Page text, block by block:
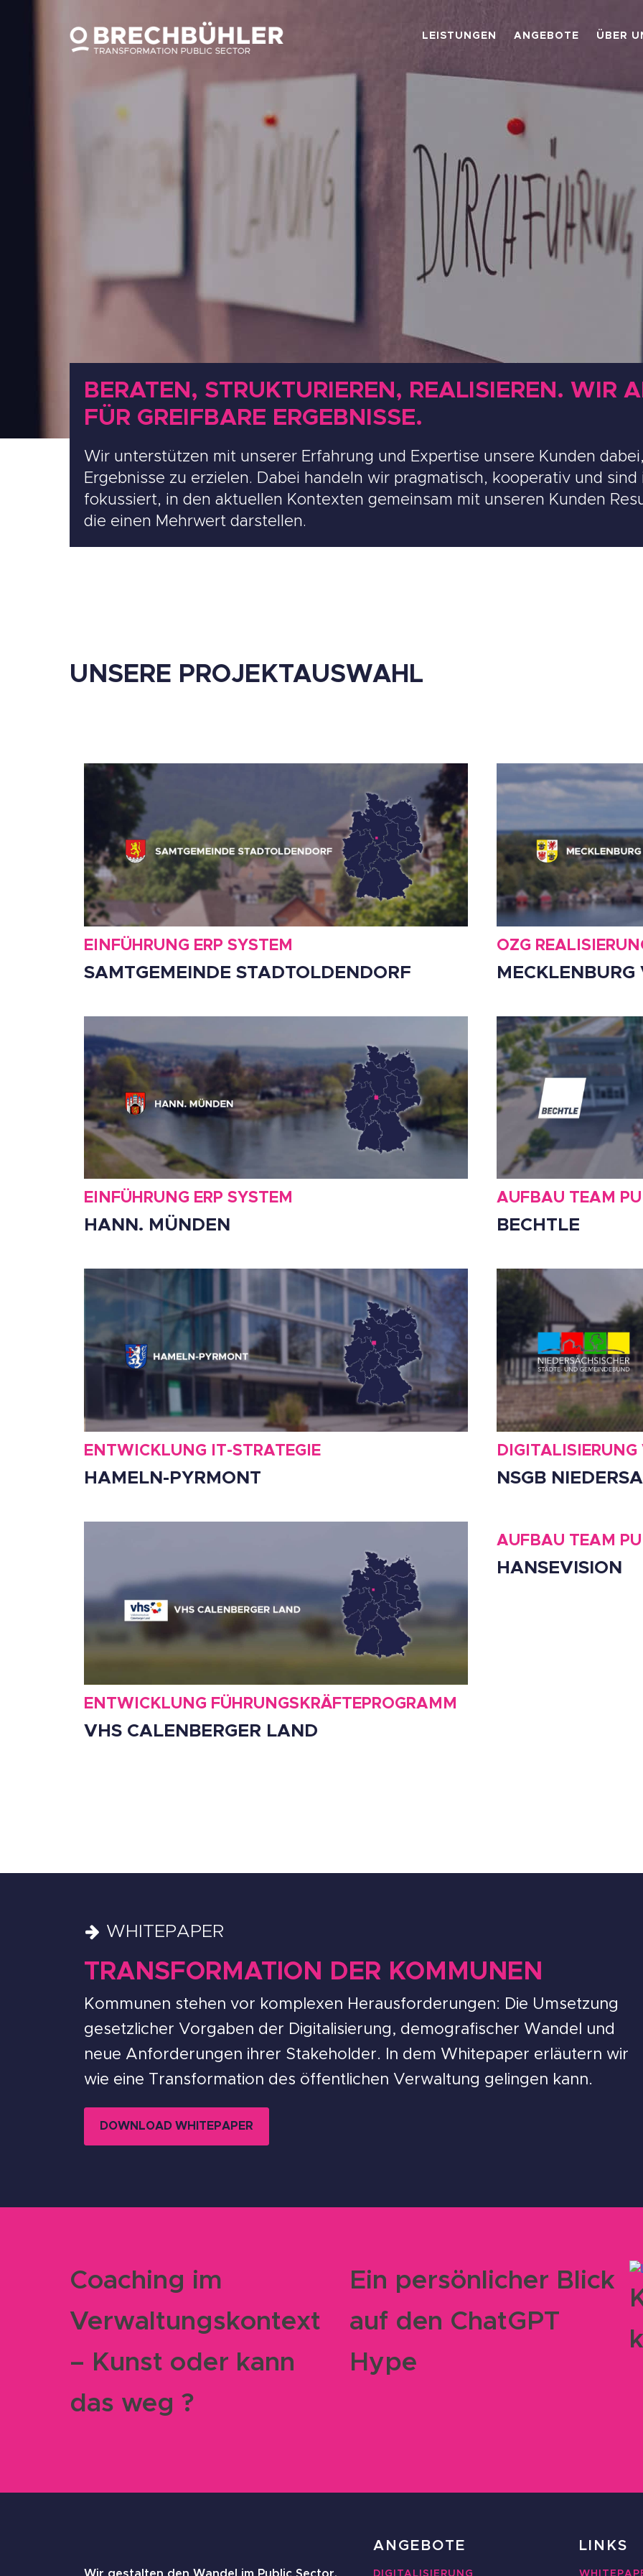
LEISTUNGEN ANGEBOTE ÜBER
BERATEN, STRUKTURIEREN, REALISIEREN. WIR
FÜR GREIFBARE ERGEBNISSE.
Wir unterstützen mit unserer Erfahrung und Expertise unsere Kunden
Ergebnisse zu erzielen. Dabei handeln wir pragmatisch, kooperativ und sind
fokussiert, in den aktuellen Kontexten gemeinsam mit unseren Kunden
die einen Mehrwert darstellen.
UNSERE PROJEKTAUSWAHL
EINFÜHRUNG ERP SYSTEM
SAMTGEMEINDE STADTOLDENDORF
OZG
EINFÜHRUNG ERP SYSTEM
HANN. MÜNDEN
AUFBAU TEAM
BECHTLE
ENTWICKLUNG IT-STRATEGIE
HAMELN-PYRMONT NSGB
ENTWICKLUNG FÜHRUNGSKRÄFTEPROGRAMM
VHS CALENBERGER LAND
AUFBAU TEAM
HANSEVISION
WHITEPAPER
TRANSFORMATION DER KOMMUNEN
Kommunen stehen vor komplexen Herausforderungen: Die Umsetzung
gesetzlicher Vorgaben der Digitalisierung, demografischer Wandel und
neue Anforderungen ihrer Stakeholder. In dem Whitepaper erläutern wir
wie eine Transformation des öffentlichen Verwaltung gelingen kann.
DOWNLOAD WHITEPAPER
Coaching im
Verwaltungskontext
– Kunst oder kann
das weg ?
Ein persönlicher Blick
auf den ChatGPT
Hype
Wir gestalten den Wandel im Public Sector.
ANGEBOTE
DIGITALISIERUNG
LINKS